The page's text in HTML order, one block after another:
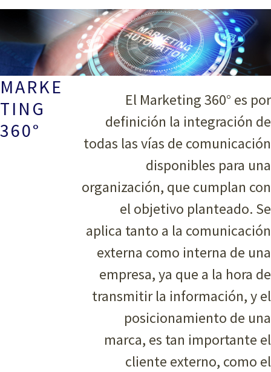
MARKE
TING
360°
El Marketing 360° es por
definición la integración de
todas las vías de comunicación
disponibles para una
organización, que cumplan con
el objetivo planteado. Se
aplica tanto a la comunicación
externa como interna de una
empresa, ya que a la hora de
transmitir la información, y el
posicionamiento de una
marca, es tan importante el
cliente externo, como el